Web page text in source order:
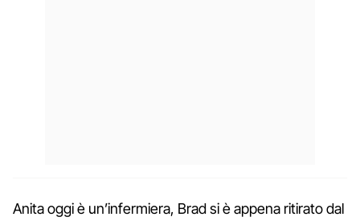
Anita oggi è un’infermiera, Brad si è appena ritirato dal